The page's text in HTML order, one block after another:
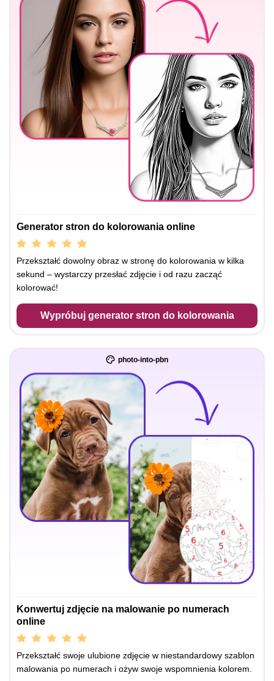
Generator stron do kolorowania online
Przekształć dowolny obraz w stronę do kolorowania w kilka
sekund – wystarczy przesłać zdjęcie i od razu zacząć
kolorować!
Wypróbuj generator stron do kolorowania
photo-into-pbn
Konwertuj zdjęcie na malowanie po numerach
online
Przekształć swoje ulubione zdjęcie w niestandardowy szablon
malowania po numerach i ożyw swoje wspomnienia kolorem.